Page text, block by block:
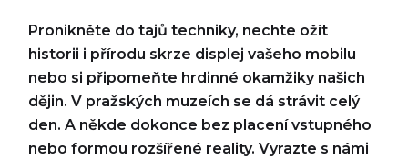
Pronikněte do tajů techniky, nechte ožít
historii i přírodu skrze displej vašeho mobilu
nebo si připomeňte hrdinné okamžiky našich
dějin. V pražských muzeích se dá strávit celý
den. A někde dokonce bez placení vstupného
nebo formou rozšířené reality. Vyrazte s námi